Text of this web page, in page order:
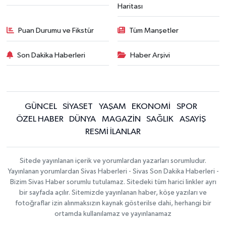
Haritası
Puan Durumu ve Fikstür Tüm Manşetler
Son Dakika Haberleri Haber Arşivi
GÜNCEL SİYASET YAŞAM EKONOMİ
SPOR
ÖZEL HABER
DÜNYA MAGAZİN SAĞLIK
ASAYİŞ
RESMİ İLANLAR
Sitede yayınlanan içerik ve yorumlardan yazarları sorumludur.
Yayınlanan yorumlardan Sivas Haberleri - Sivas Son Dakika Haberleri -
Bizim Sivas Haber sorumlu tutulamaz. Sitedeki tüm harici linkler ayrı
bir sayfada açılır. Sitemizde yayınlanan haber, köşe yazıları ve
fotoğraflar izin alınmaksızın kaynak gösterilse dahi, herhangi bir
ortamda kullanılamaz ve yayınlanamaz